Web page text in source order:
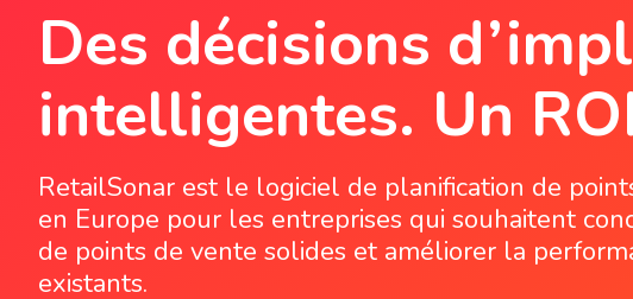
Des décisions
intelligentes. Un
RetailSonar est le logiciel de planification de
en Europe pour les entreprises qui souhaitent
de points de vente solides et améliorer la
existants.